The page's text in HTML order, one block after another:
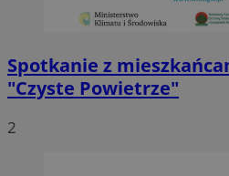
Spotkanie z
"Czyste Powietrze"
2